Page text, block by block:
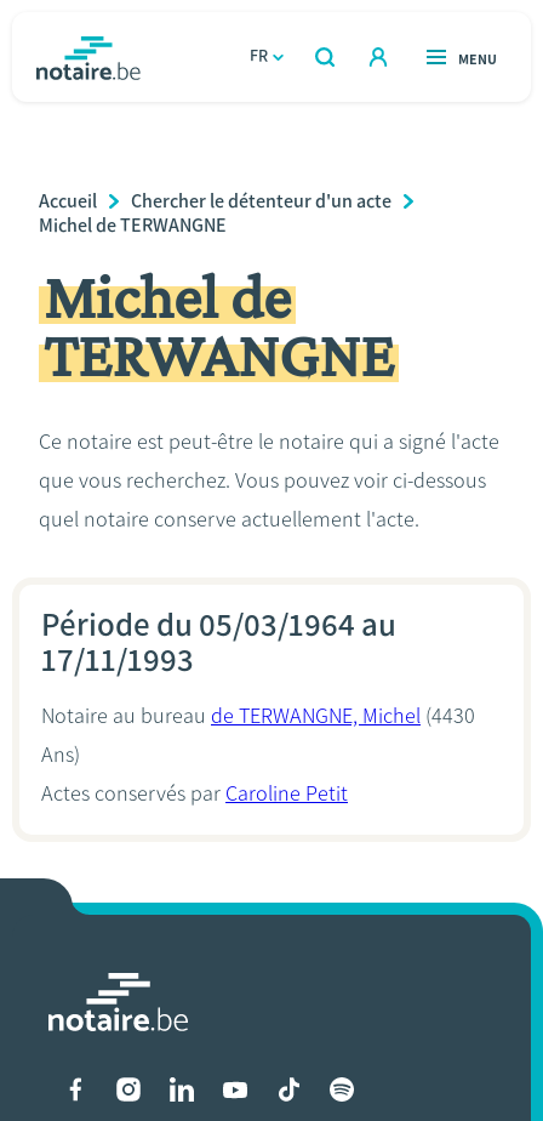
FR
OUVERT
RECHERCHER
OUVERT
MENU
Relations et vivre ensemble
Héritage et donations
Entreprendre
Calculateurs
Breadcrumb
Accueil
Chercher le détenteur d'un acte
Michel de TERWANGNE
Michel de
TERWANGNE
Ce notaire est peut-être le notaire qui a signé l'acte
que vous recherchez. Vous pouvez voir ci-dessous
quel notaire conserve actuellement l'acte.
Période du 05/03/1964 au
17/11/1993
Notaire au bureau de TERWANGNE, Michel (4430
Ans)
Actes conservés par Caroline Petit
Liens vers les réseaux